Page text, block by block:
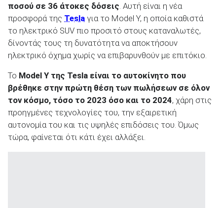
Καινούρια
ΑΝΑΖΗΤΗΣΗ
Μεταχειρισμένα
ποσού σε 36 άτοκες δόσεις . Αυτή είναι η νέα
προσφορά της Tesla για το Model Y, η οποία καθιστά
το ηλεκτρικό SUV πιο προσιτό στους καταναλωτές,
δίνοντάς τους τη δυνατότητα να αποκτήσουν
ηλεκτρικό όχημα χωρίς να επιβαρυνθούν με επιτόκιο.
Το Model Y της Tesla είναι το αυτοκίνητο που
βρέθηκε στην πρώτη θέση των πωλήσεων σε όλον
τον κόσμο, τόσο το 2023 όσο και το 2024, χάρη στις
προηγμένες τεχνολογίες του, την εξαιρετική
αυτονομία του και τις υψηλές επιδόσεις του. Όμως
τώρα, φαίνεται ότι κάτι έχει αλλάξει.